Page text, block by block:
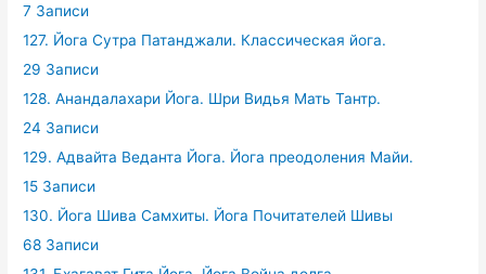
7 Записи
127. Йога Сутра Патанджали. Классическая йога.
29 Записи
128. Анандалахари Йога. Шри Видья Мать Тантр.
24 Записи
129. Адвайта Веданта Йога. Йога преодоления Майи.
15 Записи
130. Йога Шива Самхиты. Йога Почитателей Шивы
68 Записи